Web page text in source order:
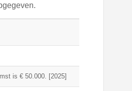
is € 50.000. [2025]